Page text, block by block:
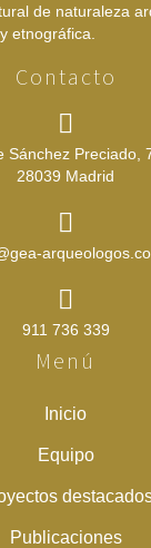
de naturaleza
etnográfica.
Contacto
Sánchez Preciado,
28039 Madrid
911 736 339
Menú
Inicio
Equipo
Publicaciones